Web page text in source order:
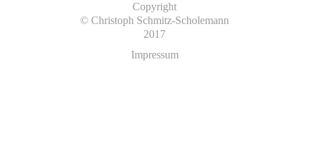
Copyright
© Christoph Schmitz-Scholemann
2017
Impressum